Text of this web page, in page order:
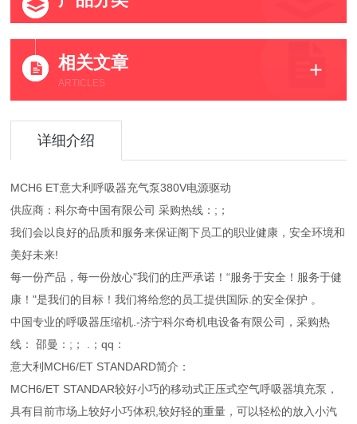
相关文章
ARTICLES
详细介绍
MCH6 ET意大利呼吸器充气泵380V电源驱动
供应商：科尔奇中国有限公司 采购热线：;；
我们会以良好的品质和服务来保证阁下员工的职业健康，安全环境和
美好未来!
每一份产品，每一份放心"我们的庄严承诺！“服务于安全！服务于健
康！"是我们的目标！我们将给您的员工提供国际.的安全保护 。
中国专业的呼吸器压缩机.-济宁科尔奇机电设备有限公司，采购热
线： 邵曼：;； .；qq：
意大利MCH6/ET STANDARD简介：
MCH6/ET STANDAR较好小巧的移动式正压式空气呼吸器填充泵，
具有目前市场上较好小巧体积,较好轻的重量，可以轻松的放入小汽